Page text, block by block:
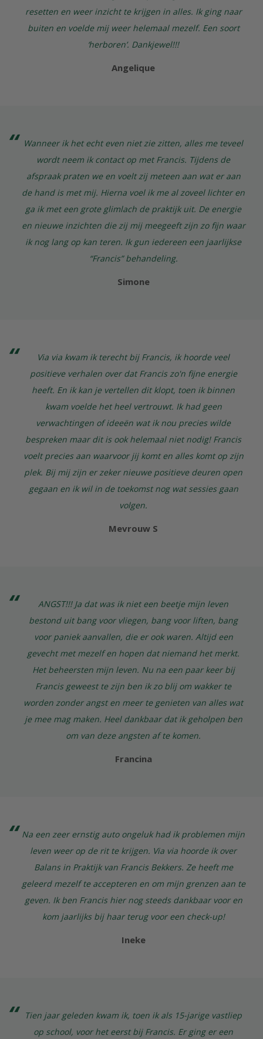
resetten en weer inzicht te krijgen in alles. Ik ging naar
buiten en voelde mij weer helemaal mezelf. Een soort
‘herboren’. Dankjewel!!!
Angelique
Wanneer ik het echt even niet zie zitten, alles me teveel
wordt neem ik contact op met Francis. Tijdens de
afspraak praten we en voelt zij meteen aan wat er aan
de hand is met mij. Hierna voel ik me al zoveel lichter en
ga ik met een grote glimlach de praktijk uit. De energie
en nieuwe inzichten die zij mij meegeeft zijn zo fijn waar
ik nog lang op kan teren. Ik gun iedereen een jaarlijkse
“Francis” behandeling.
Simone
Via via kwam ik terecht bij Francis, ik hoorde veel
positieve verhalen over dat Francis zo'n fijne energie
heeft. En ik kan je vertellen dit klopt, toen ik binnen
kwam voelde het heel vertrouwt. Ik had geen
verwachtingen of ideeën wat ik nou precies wilde
bespreken maar dit is ook helemaal niet nodig! Francis
voelt precies aan waarvoor jij komt en alles komt op zijn
plek. Bij mij zijn er zeker nieuwe positieve deuren open
gegaan en ik wil in de toekomst nog wat sessies gaan
volgen.
Mevrouw S
ANGST!!! Ja dat was ik niet een beetje mijn leven
bestond uit bang voor vliegen, bang voor liften, bang
voor paniek aanvallen, die er ook waren. Altijd een
gevecht met mezelf en hopen dat niemand het merkt.
Het beheersten mijn leven. Nu na een paar keer bij
Francis geweest te zijn ben ik zo blij om wakker te
worden zonder angst en meer te genieten van alles wat
je mee mag maken. Heel dankbaar dat ik geholpen ben
om van deze angsten af te komen.
Francina
Na een zeer ernstig auto ongeluk had ik problemen mijn
leven weer op de rit te krijgen. Via via hoorde ik over
Balans in Praktijk van Francis Bekkers. Ze heeft me
geleerd mezelf te accepteren en om mijn grenzen aan te
geven. Ik ben Francis hier nog steeds dankbaar voor en
kom jaarlijks bij haar terug voor een check-up!
Ineke
Tien jaar geleden kwam ik, toen ik als 15-jarige vastliep
op school, voor het eerst bij Francis. Er ging er een